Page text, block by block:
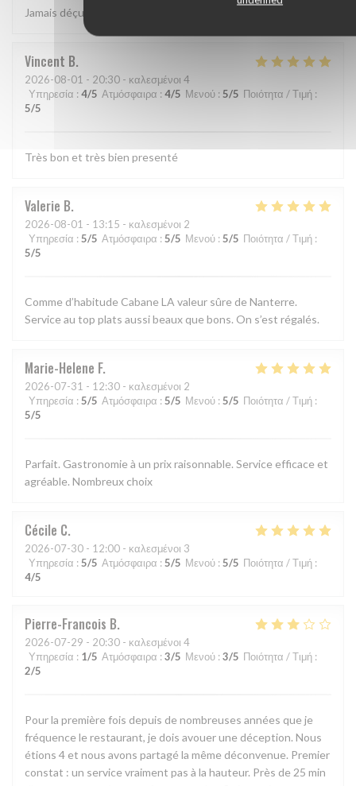
Jamais déçu chez cabane.. jf Bury et ses lutins sont au top..
Vincent B
2026-08-01 - 20:30 - καλεσμένοι 4
Υπηρεσία : 4/5 Ατμόσφαιρα : 4/5 Μενού : 5/5 Ποιότητα / Τιμή :
5/5
Très bon et très bien presenté
Valerie B
2026-08-01 - 13:15 - καλεσμένοι 2
Υπηρεσία : 5/5 Ατμόσφαιρα : 5/5 Μενού : 5/5 Ποιότητα / Τιμή :
5/5
Comme d’habitude Cabane LA valeur sûre de Nanterre.
Service au top plats aussi beaux que bons. On s’est régalés.
Marie-Helene F
2026-07-31 - 12:30 - καλεσμένοι 2
Υπηρεσία : 5/5 Ατμόσφαιρα : 5/5 Μενού : 5/5 Ποιότητα / Τιμή :
5/5
Parfait. Gastronomie à un prix raisonnable. Service efficace et
agréable. Nombreux choix
Cécile C
2026-07-30 - 12:00 - καλεσμένοι 3
Υπηρεσία : 5/5 Ατμόσφαιρα : 5/5 Μενού : 5/5 Ποιότητα / Τιμή :
4/5
Pierre-Francois B
2026-07-29 - 20:30 - καλεσμένοι 4
Υπηρεσία : 1/5 Ατμόσφαιρα : 3/5 Μενού : 3/5 Ποιότητα / Τιμή :
2/5
Pour la première fois depuis de nombreuses années que je
fréquence le restaurant, je dois avouer une déception. Nous
étions 4 et nous avons partagé la même déconvenue. Premier
constat : un service vraiment pas à la hauteur. Près de 25 min